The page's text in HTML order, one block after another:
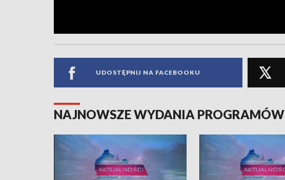
UDOSTĘPNIJ NA FACEBOOKU
NAJNOWSZE WYDANIA PROGRAMÓW